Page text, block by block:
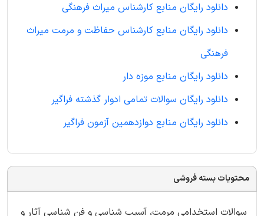
دانلود رایگان منابع کارشناس میراث فرهنگی
دانلود رایگان منابع کارشناس حفاظت و مرمت میراث
فرهنگی
دانلود رایگان منابع موزه دار
دانلود رایگان سوالات تمامی ادوار گذشته فراگیر
دانلود رایگان منابع دوازدهمین آزمون فراگیر
محتویات بسته فروشی
سوالات استخدامی مرمت، آسیب شناسی و فن شناسی آثار و